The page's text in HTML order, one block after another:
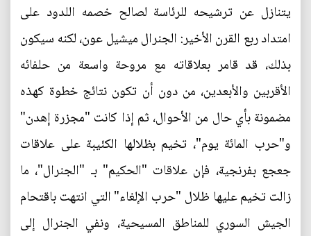
يتنازل عن ترشيحه للرئاسة لصالح خصمه اللدود على
امتداد ربع القرن الأخير: الجنرال ميشيل عون، لكنه سيكون
بذلك، قد قامر بعلاقاته مع مروحة واسعة من حلفائه
الأقربين والأبعدين، من دون أن تكون نتائج خطوة كهذه
مضمونة بأي حال من الأحوال، ثم إذا كانت "مجزرة إهدن"
و"حرب المائة يوم"، تخيم بظلالها الكئيبة على علاقات
جعجع بفرنجية، فإن علاقات "الحكيم" بـ "الجنرال"، ما
زالت تخيم عليها ظلال "حرب الإلغاء" التي انتهت باقتحام
الجيش السوري للمناطق المسيحية، ونفي الجنرال إلى